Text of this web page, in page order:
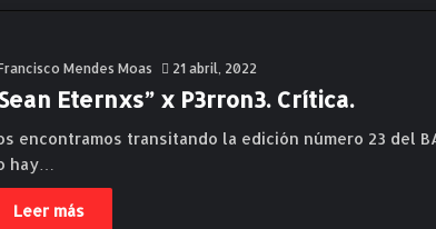
Mendes Moas 21 abril, 2022
Eternxs” x P3rron3. Crítica.
encontramos transitando la edición número 23 del
hay…
Leer más